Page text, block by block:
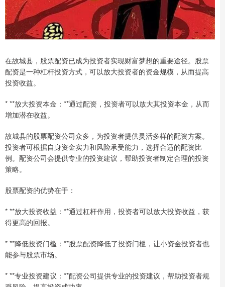
在故城县，股票配资已成为投资者实现财富梦想的重要途径。股票
配资是一种杠杆投资方式，可以放大投资者的资金规模，从而提高
投资收益。
* **放大投资本金：**通过配资，投资者可以放大其投资本金，从而
增加潜在收益。
故城县的股票配资公司众多，为投资者提供灵活多样的配资方案。
投资者可根据自身资金实力和风险承受能力，选择合适的配资比
例。配资公司会提供专业的投资建议，帮助投资者制定合理的投资
策略。
股票配资的优势在于：
* **放大投资收益：**通过杠杆作用，投资者可以放大投资收益，获
得更高的回报。
* **降低投资门槛：**股票配资降低了投资门槛，让小资金投资者也
能参与股票市场。
* **专业投资建议：**配资公司提供专业的投资建议，帮助投资者规